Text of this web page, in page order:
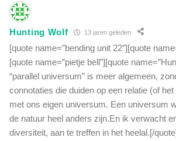
Hunting Wolf 13 jaren geleden
[quote name=”bending unit 22″][quote
[quote name=”pietje bell”][quote
“parallel universum” is meer algemeen,
connotaties die duiden op een relatie (of
met ons eigen universum. Een universum
de natuur heel anders zijn.En ik verwacht
diversiteit, aan te treffen in het heelal.[/